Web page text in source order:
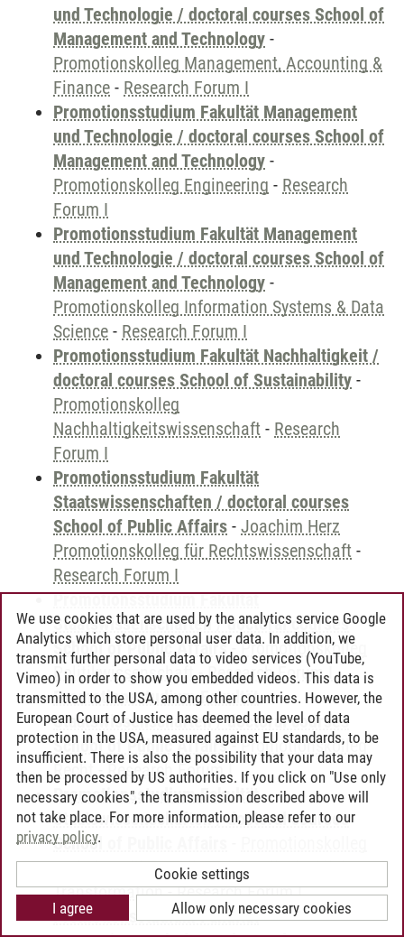
und Technologie / doctoral courses School of
Management and Technology -
Promotionskolleg Management, Accounting &
Finance - Research Forum I
Promotionsstudium Fakultät Management
und Technologie / doctoral courses School of
Management and Technology -
Promotionskolleg Engineering - Research
Forum I
Promotionsstudium Fakultät Management
und Technologie / doctoral courses School of
Management and Technology -
Promotionskolleg Information Systems & Data
Science - Research Forum I
Promotionsstudium Fakultät Nachhaltigkeit /
doctoral courses School of Sustainability -
Promotionskolleg
Nachhaltigkeitswissenschaft - Research
Forum I
Promotionsstudium Fakultät
Staatswissenschaften / doctoral courses
School of Public Affairs - Joachim Herz
Promotionskolleg für Rechtswissenschaft -
Research Forum I
Promotionsstudium Fakultät
Staatswissenschaften / doctoral courses
School of Public Affairs-Promotionskolleg
Politikwissenschaft-Research Forum I
Promotionsstudium Fakultät
Staatswissenschaften / doctoral courses
School of Public Affairs-Promotionskolleg
Recht-Research Forum I
Promotionsstudium Fakultät
Staatswissenschaften / doctoral courses
School of Public Affairs
Verhaltensökonomik und gesellschaftliche
Transformation-Research Forum I
Promotionsstudium Fakultät
We use cookies that are used by the analytics service Google
Analytics which store personal user data. In addition, we
transmit further personal data to video services (YouTube,
Vimeo) in order to show you embedded videos. This data is
transmitted to the USA, among other countries. However, the
European Court of Justice has deemed the level of data
protection in the USA, measured against EU standards, to be
insufficient. There is also the possibility that your data may
then be processed by US authorities. If you click on "Use only
necessary cookies", the transmission described above will
not take place. For more information, please refer to our
privacy policy.
Cookie settings
Allow only necessary cookies
I agree